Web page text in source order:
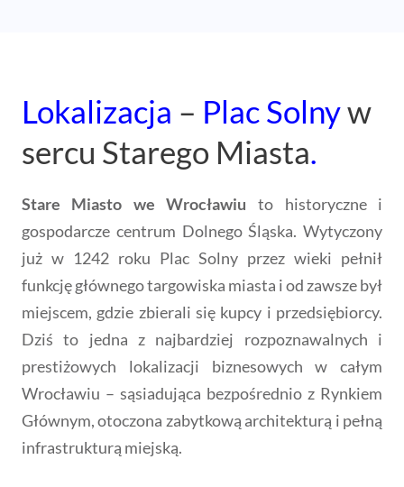
Lokalizacja – Plac Solnyw
sercu Starego Miasta.
Stare Miasto we Wrocławiu to historyczne i
gospodarcze centrum Dolnego Śląska. Wytyczony
już w 1242 roku Plac Solny przez wieki pełnił
funkcję głównego targowiska miasta i od zawsze był
miejscem, gdzie zbierali się kupcy i przedsiębiorcy.
Dziś to jedna z najbardziej rozpoznawalnych i
prestiżowych lokalizacji biznesowych w całym
Wrocławiu – sąsiadująca bezpośrednio z Rynkiem
Głównym, otoczona zabytkową architekturą i pełną
infrastrukturą miejską.